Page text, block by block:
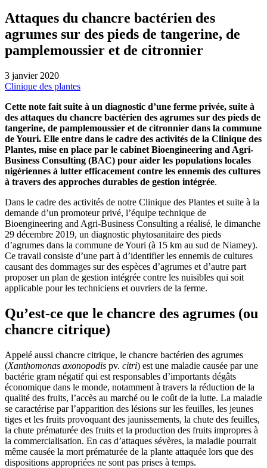
Attaques du chancre bactérien des
agrumes sur des pieds de tangerine, de
pamplemoussier et de citronnier
3 janvier 2020
Clinique des plantes
Cette note fait suite à un diagnostic d’une ferme privée, suite à
des attaques du chancre bactérien des agrumes sur des pieds de
tangerine, de pamplemoussier et de citronnier dans la commune
de Youri. Elle entre dans le cadre des activités de la Clinique des
Plantes, mise en place par le cabinet Bioengineering and Agri-
Business Consulting (BAC) pour aider les populations locales
nigériennes à lutter efficacement contre les ennemis des cultures
à travers des approches durables de gestion intégrée.
Dans le cadre des activités de notre Clinique des Plantes et suite à la
demande d’un promoteur privé, l’équipe technique de
Bioengineering and Agri-Business Consulting a réalisé, le dimanche
29 décembre 2019, un diagnostic phytosanitaire des pieds
d’agrumes dans la commune de Youri (à 15 km au sud de Niamey).
Ce travail consiste d’une part à d’identifier les ennemis de cultures
causant des dommages sur des espèces d’agrumes et d’autre part
proposer un plan de gestion intégrée contre les nuisibles qui soit
applicable pour les techniciens et ouvriers de la ferme.
Qu’est-ce que le chancre des agrumes (ou
chancre citrique)
Appelé aussi chancre citrique, le chancre bactérien des agrumes
(Xanthomonas axonopodis pv. citri) est une maladie causée par une
bactérie gram négatif qui est responsables d’importants dégâts
économique dans le monde, notamment à travers la réduction de la
qualité des fruits, l’accès au marché ou le coût de la lutte. La maladie
se caractérise par l’apparition des lésions sur les feuilles, les jeunes
tiges et les fruits provoquant des jaunissements, la chute des feuilles,
la chute prématurée des fruits et la production des fruits impropres à
la commercialisation. En cas d’attaques sévères, la maladie pourrait
même causée la mort prématurée de la plante attaquée lors que des
dispositions appropriées ne sont pas prises à temps.